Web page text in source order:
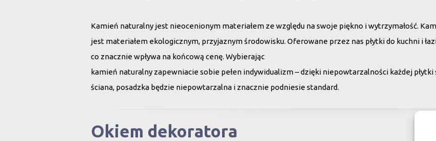
Kamień naturalny jest nieocenionym materiałem ze względu na swoje piękno i wytrzymałość.
jest materiałem ekologicznym, przyjaznym środowisku. Oferowane przez nas płytki do kuchni i
co znacznie wpływa na końcową cenę. Wybierając
kamień naturalny zapewniacie sobie pełen indywidualizm – dzięki niepowtarzalności każdej
ściana, posadzka będzie niepowtarzalna i znacznie podniesie standard.
Okiem dekoratora